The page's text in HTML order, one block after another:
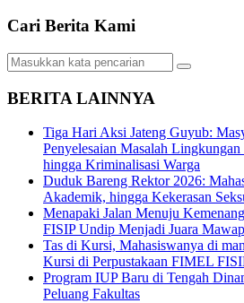
Cari Berita Kami
BERITA LAINNYA
Tiga Hari Aksi Jateng Guyub:
Penyelesaian Masalah
hingga Kriminalisasi Warga
Duduk Bareng Rektor 2026:
Akademik, hingga Kekerasan
Menapaki Jalan Menuju
FISIP Undip Menjadi Juara
Tas di Kursi, Mahasiswanya di
Kursi di Perpustakaan FIMEL
Program IUP Baru di Tengah
Peluang Fakultas